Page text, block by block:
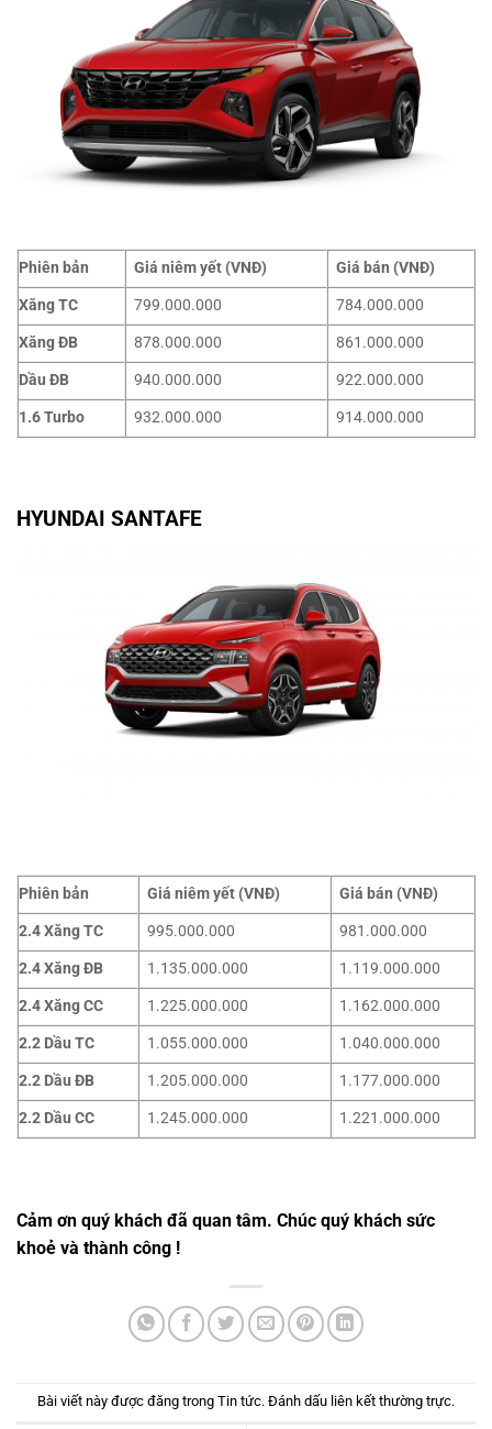
Phiên bản Giá niêm yết (VNĐ)
Giá bán (VNĐ)
Xăng TC
799.000.000
784.000.000
Xăng ĐB
878.000.000
861.000.000
Dầu ĐB
940.000.000
922.000.000
1.6 Turbo
932.000.000 914.000.000
HYUNDAI SANTAFE
Phiên bản Giá niêm yết (VNĐ)
Giá bán (VNĐ)
2.4 Xăng TC
995.000.000
981.000.000
2.4 Xăng ĐB
1.135.000.000
1.119.000.000
2.4 Xăng CC
1.225.000.000
1.162.000.000
2.2 Dầu TC
1.055.000.000
1.040.000.000
2.2 Dầu ĐB
1.205.000.000
1.177.000.000
2.2 Dầu CC
1.245.000.000 1.221.000.000
Cảm ơn quý khách đã quan tâm. Chúc quý khách sức
khoẻ và thành công !
Bài viết này được đăng trong Tin tức. Đánh dấu liên kết thường trực.